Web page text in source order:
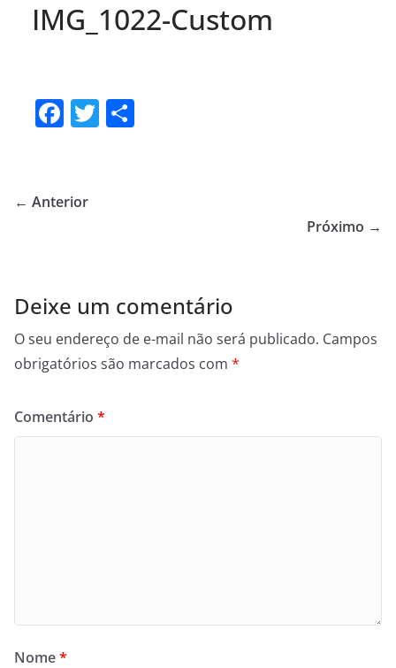
IMG_1022-Custom
F
e
k
T
← Anterior
Próximo →
Deixe um comentário
O seu endereço de e-mail não será publicado. Campos
obrigatórios são marcados com *
Comentário *
Nome*